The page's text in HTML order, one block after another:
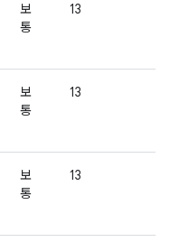
보
통
13
보
통
13
보
통
13